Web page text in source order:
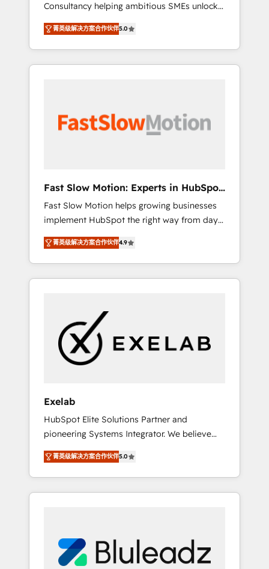
implémentation Marketing + Sales + Service
Hub, synchronisation ERP ↔ HubSpot temps
réel, formation équipes. 🏆 +350 projets
livrés. Accrédités HubSpot CRM
Implementation, Data Migration & Custom
Consultancy helping ambitious SMEs unlock
the full potential of HubSpot. Too many
businesses invest in HubSpot but never see
the ROI they expected due to poor adoption,
messy data, and disconnected teams getting
so it actually drives revenue, not just reports
reporting - Workflow automation and data
clean-up - Sales enablement and team
training - Ongoing optimisation and RevOps
support Based in Leeds and London, we
partner with SMEs across the UK who are
ready to turn HubSpot into the growth
engine it’s meant to be.
菁英级解决方案合作伙伴5.0
Fast Slow Motion: Experts in HubSpot
& Salesforce
Fast Slow Motion helps growing businesses
implement HubSpot the right way from day
one — with the flexibility to scale as
complexity increases. Highly certified in both
HubSpot and Salesforce, we bring deep
experience in CRM implementation,
growing mid-market and enterprise
organizations, our team combines strong
technical execution with real business
perspective. Many of our consultants have
operators need as their systems, data, and
processes evolve. Since 2014, we’ve
supported 1,400+ clients across a wide range
of industries, including healthcare, software,
B2B services, manufacturing, financial
services and more. Whether clients are new
to HubSpot or expanding into more
long-term value and a consistently strong
client experience.
菁英级解决方案合作伙伴4.9
Exelab
HubSpot Elite Solutions Partner and
pioneering Systems Integrator. We believe
technology should serve business strategy,
not the other way around. Every engagement
begins with clear objectives, customer
journey mapping, and measurable KPIs. Only
Connectors, workflows, and data
architectures that make HubSpot the
菁英级解决方案合作伙伴5.0